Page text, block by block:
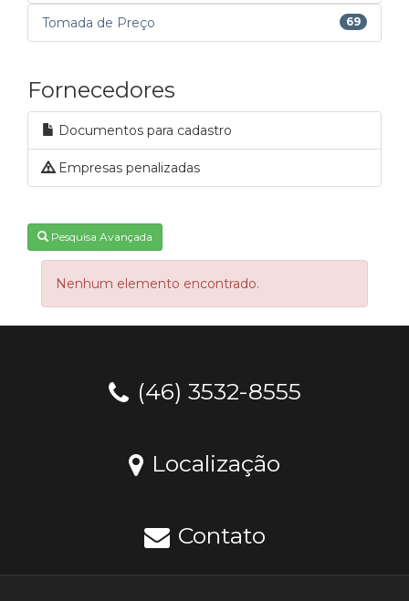
Tomada de Preço 69
Fornecedores
Documentos para cadastro
Empresas penalizadas
Pesquisa Avançada
Nenhum elemento encontrado.
(46) 3532-8555
Localização
Contato